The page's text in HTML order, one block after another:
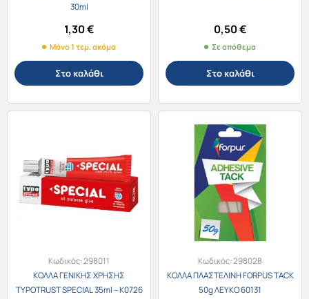
30ml
1,30€
Μόνο 1 τεμ. ακόμα
Στο καλάθι
0,50€
Σε απόθεμα
Στο καλάθι
Κωδικός:298011
ΚΟΛΛΑ ΓΕΝΙΚΗΣ ΧΡΗΣΗΣ
TYPOTRUST SPECIAL 35ml – Κ0726
Κωδικός:298028
ΚΟΛΛΑ ΠΛΑΣΤΕΛΙΝΗ FORPUS TACK
50g ΛΕΥΚΟ 60131